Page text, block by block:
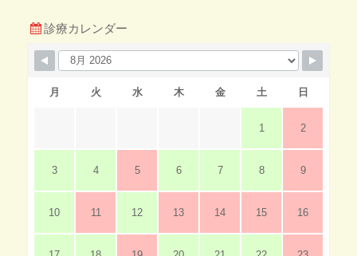
診療カレンダー
月 火 水 木 金 土 日
1 2
3 4 5 6 7 8 9
10 11 12 13 14 15 16